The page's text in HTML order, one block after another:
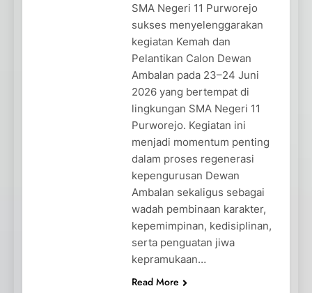
SMA Negeri 11 Purworejo
sukses menyelenggarakan
kegiatan Kemah dan
Pelantikan Calon Dewan
Ambalan pada 23–24 Juni
2026 yang bertempat di
lingkungan SMA Negeri 11
Purworejo. Kegiatan ini
menjadi momentum penting
dalam proses regenerasi
kepengurusan Dewan
Ambalan sekaligus sebagai
wadah pembinaan karakter,
kepemimpinan, kedisiplinan,
serta penguatan jiwa
kepramukaan…
Read More